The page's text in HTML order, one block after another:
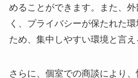
めることができます。また、
く、プライバシーが保たれた
ため、集中しやすい環境と言え
さらに、個室での商談により